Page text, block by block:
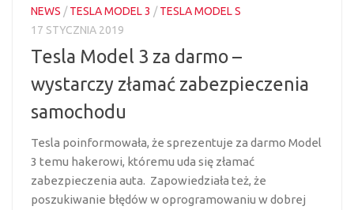
NEWS /TESLA MODEL 3 /TESLA MODEL S
17 STYCZNIA 2019
Tesla Model 3 za darmo –
wystarczy złamać zabezpieczenia
samochodu
Tesla poinformowała, że sprezentuje za darmo Model
3 temu hakerowi, któremu uda się złamać
zabezpieczenia auta. Zapowiedziała też, że
poszukiwanie błędów w oprogramowaniu w dobrej